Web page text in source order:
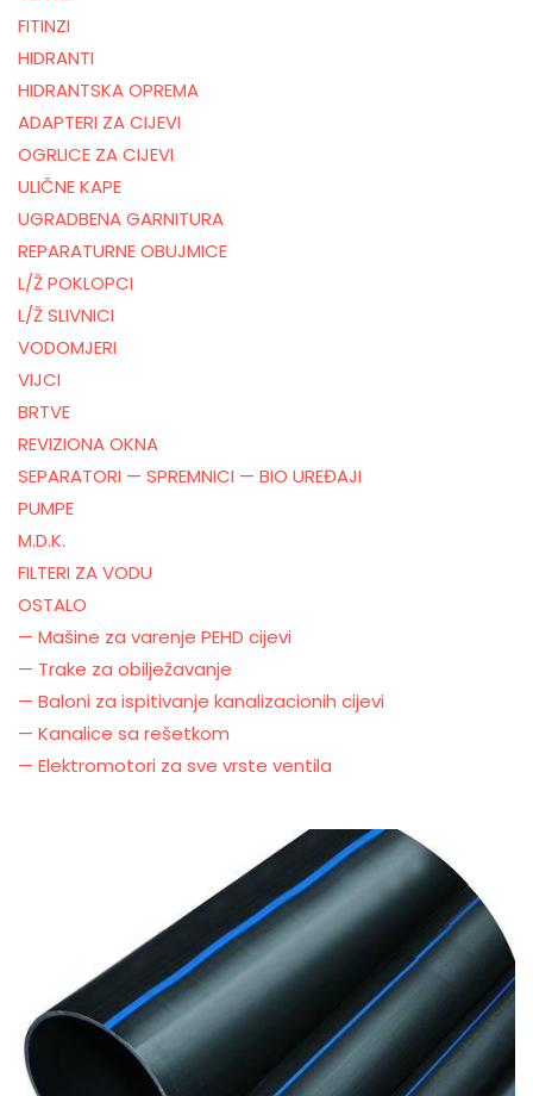
FITINZI
HIDRANTI
HIDRANTSKA OPREMA
ADAPTERI ZA CIJEVI
OGRLICE ZA CIJEVI
ULIČNE KAPE
UGRADBENA GARNITURA
REPARATURNE OBUJMICE
L/Ž POKLOPCI
L/Ž SLIVNICI
VODOMJERI
VIJCI
BRTVE
REVIZIONA OKNA
SEPARATORI — SPREMNICI — BIO UREĐAJI
PUMPE
M.D.K.
FILTERI ZA VODU
OSTALO
— Mašine za varenje PEHD cijevi
— Trake za obilježavanje
— Baloni za ispitivanje kanalizacionih cijevi
— Kanalice sa rešetkom
— Elektromotori za sve vrste ventila